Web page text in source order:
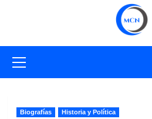
primario
Biografías Historia y Política